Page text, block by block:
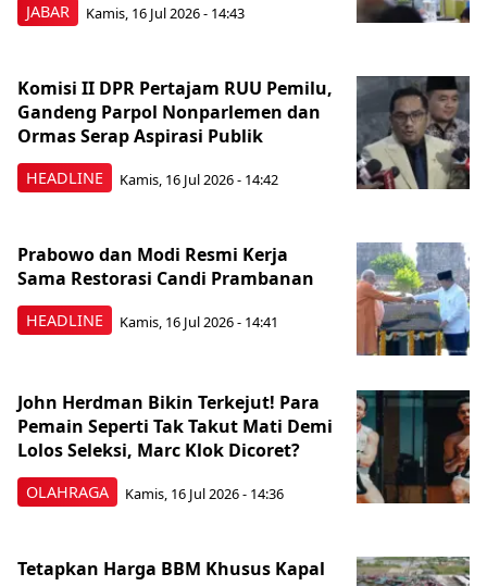
JABAR Kamis, 16 Jul 2026 - 14:43
HEADLINE
Komisi II DPR Pertajam RUU Pemilu,
Gandeng Parpol Nonparlemen dan
Ormas Serap Aspirasi Publik
Kamis, 16 Jul 2026 - 14:42
HEADLINE
Prabowo dan Modi Resmi Kerja
Sama Restorasi Candi Prambanan
Kamis, 16 Jul 2026 - 14:41
OLAHRAGA
John Herdman Bikin Terkejut! Para
Pemain Seperti Tak Takut Mati Demi
Lolos Seleksi, Marc Klok Dicoret?
Kamis, 16 Jul 2026 - 14:36
Tetapkan Harga BBM Khusus Kapal